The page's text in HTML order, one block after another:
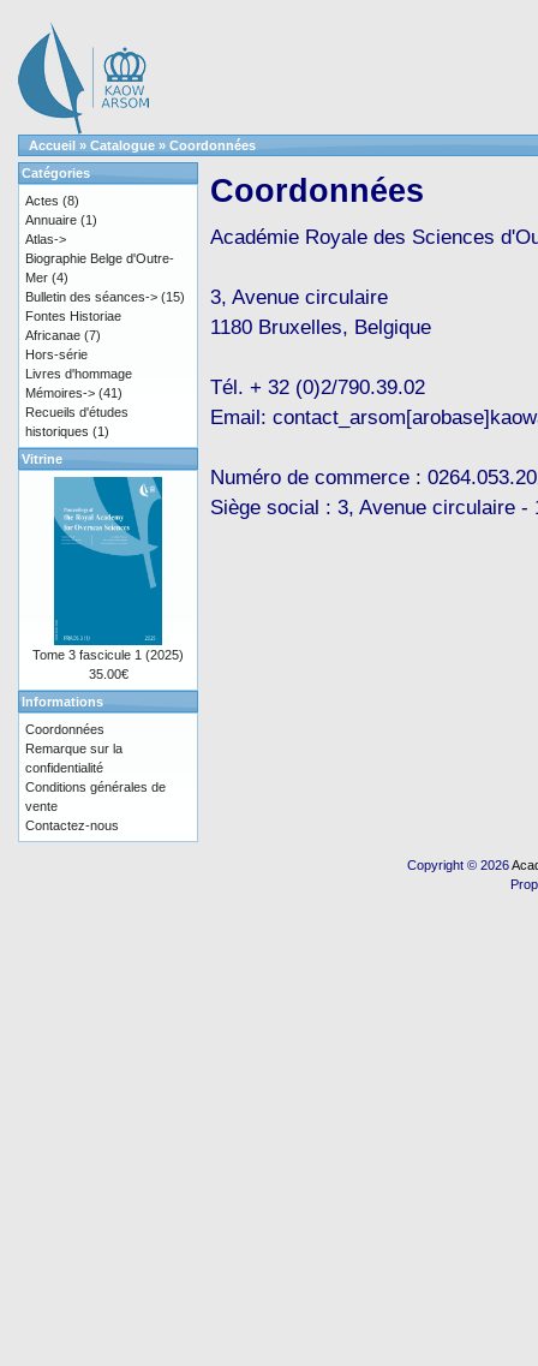
Accueil » Catalogue » Coordonnées
Coordonnées
Académie Royale des Sciences
3, Avenue circulaire
1180 Bruxelles, Belgique
Tél. + 32 (0)2/790.39.02
Email:
Numéro de commerce :
Siège social : 3, Avenue circulaire -
Catégories
Actes (8)
Annuaire (1)
Atlas->
Biographie Belge d'Outre-
Mer (4)
Bulletin des séances-> (15)
Fontes Historiae
Africanae (7)
Hors-série
Livres d'hommage
Mémoires-> (41)
Recueils d'études
historiques (1)
Vitrine
Tome 3 fascicule 1 (2025)
35.00€
Informations
Coordonnées
Remarque sur la
confidentialité
Conditions générales de
vente
Contactez-nous
Copyright © 2026